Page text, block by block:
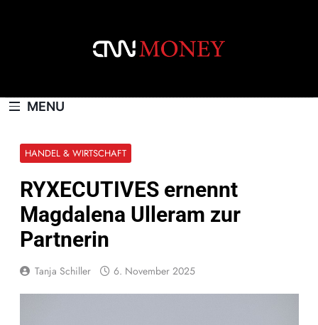
MENU
HANDEL & WIRTSCHAFT
RYXECUTIVES ernennt
Magdalena Ulleram zur
Partnerin
Tanja Schiller 6. November 2025